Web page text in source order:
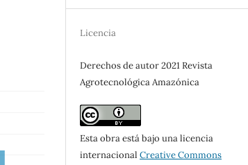
Licencia
Derechos de autor 2021 Revista
Agrotecnológica Amazónica
Esta obra está bajo una licencia
internacionalCreative Commons